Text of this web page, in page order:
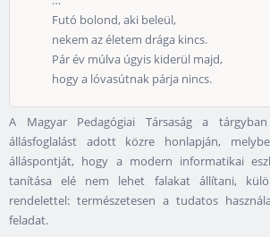
Futó bolond, aki beleül,
nekem az életem drága kincs.
Pár év múlva úgyis kiderül majd,
hogy a lóvasútnak párja nincs.
A Magyar Pedagógiai Társaság a
állásfoglalást adott közre honlapján,
álláspontját, hogy a modern informatikai
tanítása elé nem lehet falakat állítani,
rendelettel: természetesen a tudatos
feladat.